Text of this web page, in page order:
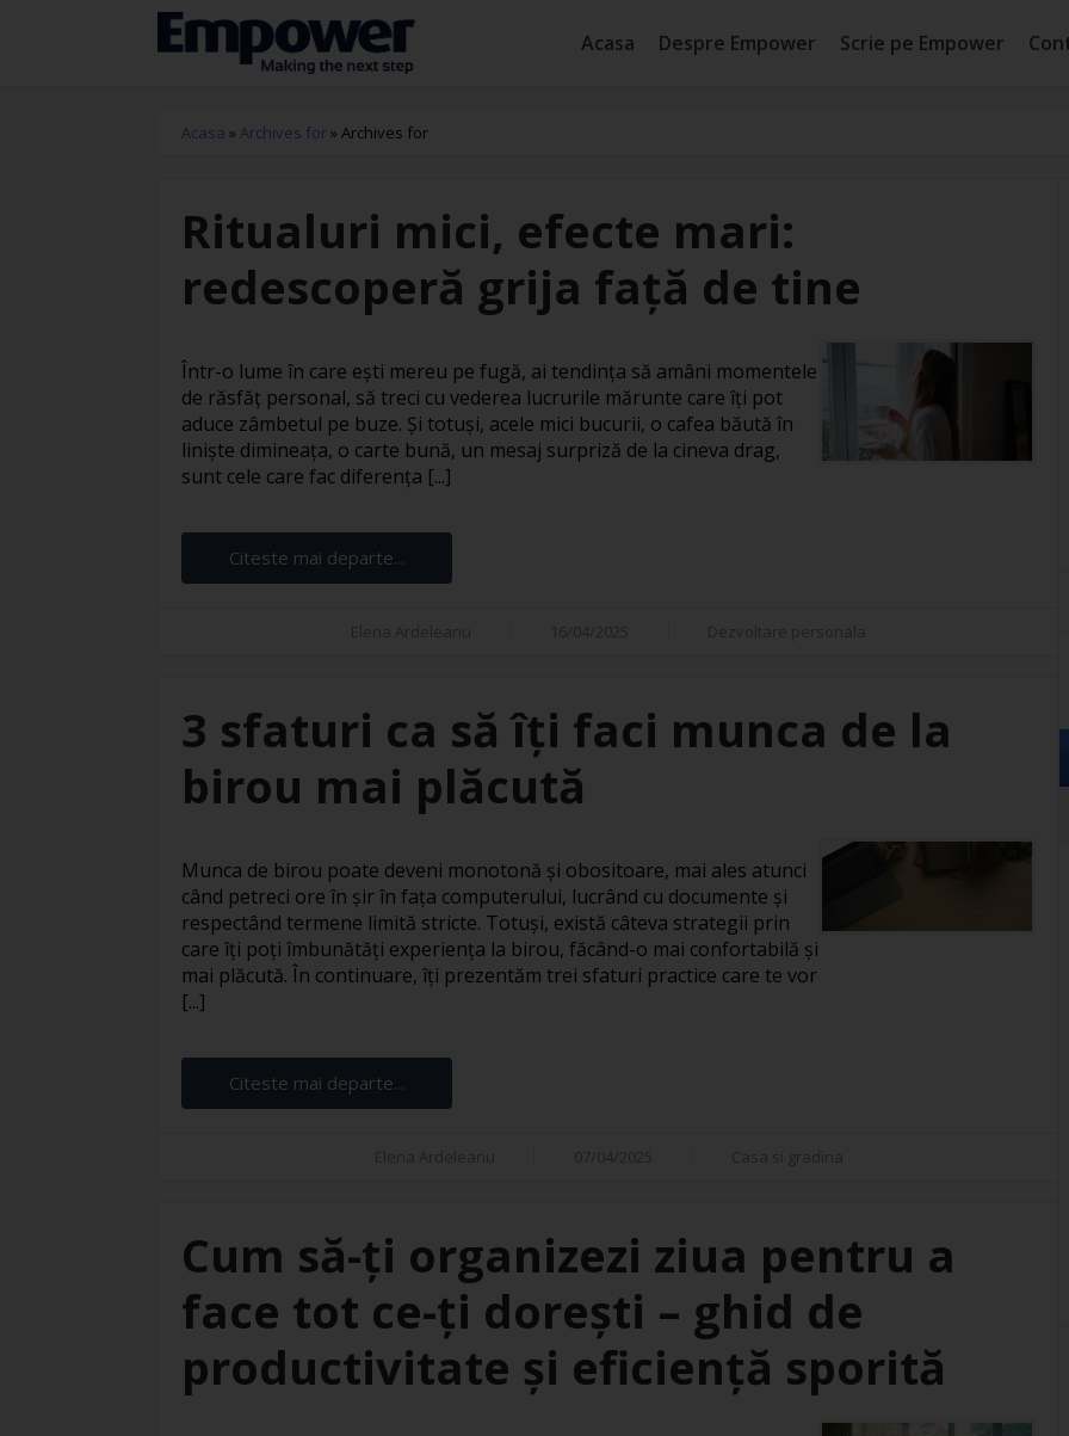
Acasa Despre Empower Scrie pe Empower
Acasa » Archives for» Archives for
Ritualuri mici, efecte mari:
redescoperă grija față de tine
Într-o lume în care ești mereu pe fugă, ai tendința să amâni momentele
de răsfăț personal, să treci cu vederea lucrurile mărunte care îți pot
aduce zâmbetul pe buze. Și totuși, acele mici bucurii, o cafea băută în
liniște dimineața, o carte bună, un mesaj surpriză de la cineva drag,
sunt cele care fac diferența [...]
Citeste mai departe...
3 sfaturi ca să îți faci munca de la
birou mai plăcută
Munca de birou poate deveni monotonă și obositoare, mai ales atunci
când petreci ore în șir în fața computerului, lucrând cu documente și
respectând termene limită stricte. Totuși, există câteva strategii prin
care îți poți îmbunătăți experiența la birou, făcând-o mai confortabilă și
mai plăcută. În continuare, îți prezentăm trei sfaturi practice care te vor
[...]
Citeste mai departe...
Cum să-ți organizezi ziua pentru a
face tot ce-ți dorești – ghid de
productivitate și eficiență sporită